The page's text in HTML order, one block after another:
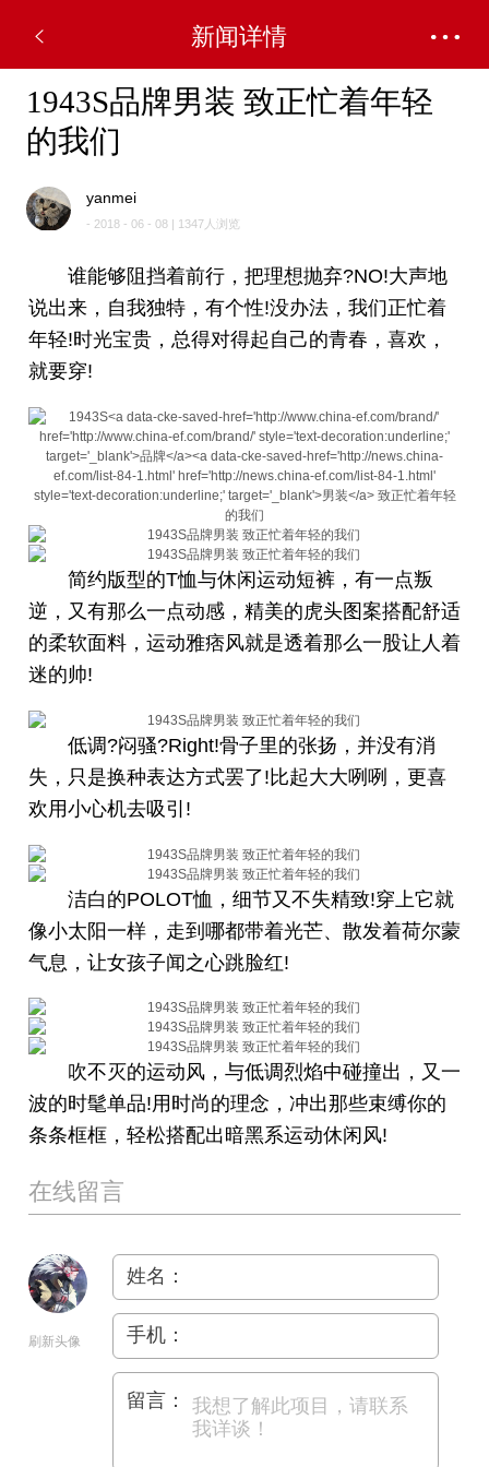
新闻详情
1943S品牌男装 致正忙着年轻
的我们
yanmei
- 2018 - 06 - 08 | 1347人浏览
谁能够阻挡着前行，把理想抛弃?NO!大声地
说出来，自我独特，有个性!没办法，我们正忙着
年轻!时光宝贵，总得对得起自己的青春，喜欢，
就要穿!
简约版型的T恤与休闲运动短裤，有一点叛
逆，又有那么一点动感，精美的虎头图案搭配舒适
的柔软面料，运动雅痞风就是透着那么一股让人着
迷的帅!
低调?闷骚?Right!骨子里的张扬，并没有消
失，只是换种表达方式罢了!比起大大咧咧，更喜
欢用小心机去吸引!
洁白的POLOT恤，细节又不失精致!穿上它就
像小太阳一样，走到哪都带着光芒、散发着荷尔蒙
气息，让女孩子闻之心跳脸红!
吹不灭的运动风，与低调烈焰中碰撞出，又一
波的时髦单品!用时尚的理念，冲出那些束缚你的
条条框框，轻松搭配出暗黑系运动休闲风!
在线留言
刷新头像
姓名：
手机：
留言：